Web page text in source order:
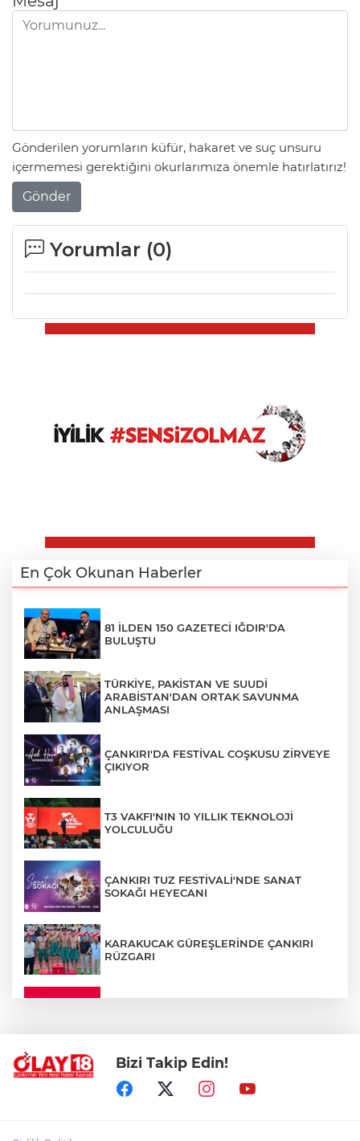
Gönderilen yorumların küfür, hakaret ve suç unsuru
içermemesi gerektiğini okurlarımıza önemle hatırlatırız!
Gönder
Yorumlar (0)
En Çok Okunan Haberler
81 İLDEN 150 GAZETECİ IĞDIR'DA
BULUŞTU
TÜRKİYE, PAKİSTAN VE SUUDİ
ARABİSTAN'DAN ORTAK SAVUNMA
ANLAŞMASI
ÇANKIRI'DA FESTİVAL COŞKUSU ZİRVEYE
ÇIKIYOR
T3 VAKFI'NIN 10 YILLIK TEKNOLOJİ
YOLCULUĞU
ÇANKIRI TUZ FESTİVALİ'NDE SANAT
SOKAĞI HEYECANI
KARAKUCAK GÜREŞLERİNDE ÇANKIRI
RÜZGARI
ADEM YAYLACI ELDİVAN'DA DUALARLA
TOPRAĞA VERİLDİ
Bizi Takip Edin!